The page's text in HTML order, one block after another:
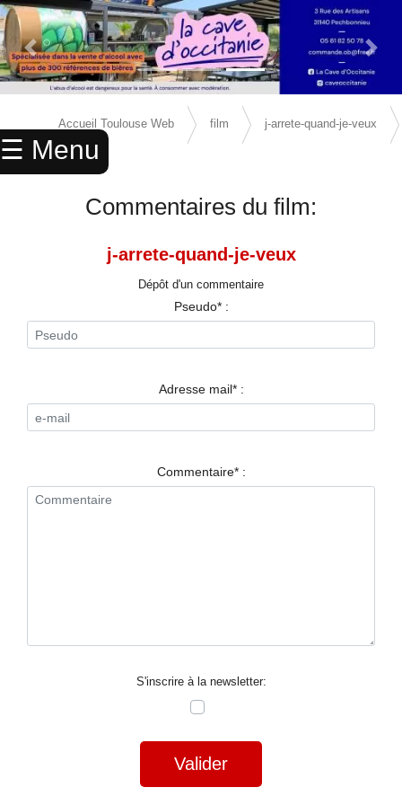
☰ Menu
× ACCUEIL
ANNUAIRE
SPORTS
RESTAURANTS
NUIT
Previous Slide Next
Accueil Toulouse Web film j-arrete-quand-je-veux
avis
Commentaires du film:
j-arrete-quand-je-veux
Dépôt d'un commentaire
Pseudo* :
Adresse mail* :
Commentaire* :
S'inscrire à la newsletter:
Valider